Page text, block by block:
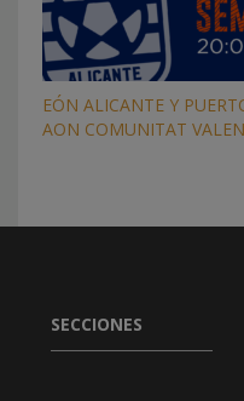
EÓN ALICANTE Y
AON COMUNITAT
SECCIONES